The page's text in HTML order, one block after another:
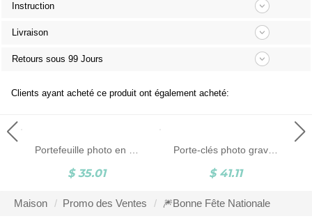
Instruction
Livraison
Retours sous 99 Jours
Clients ayant acheté ce produit ont également acheté:
$ 35.01
Porte-clés photo gravé personnalisé
$ 41.11
Maison Promo des Ventes 🎆Bonne Fête Nationale